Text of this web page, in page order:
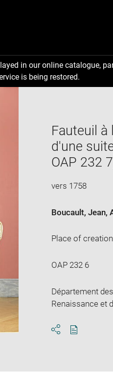
in our online catalogue,
is being restored.
Fauteuil à
d'une
OAP 232
vers 1758
Boucault, Jean,
Place of
OAP 232 6
Département
Renaissance et